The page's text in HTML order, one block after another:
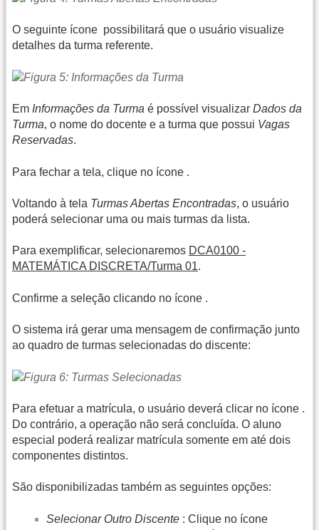
O seguinte ícone possibilitará que o usuário visualize
detalhes da turma referente.
Em Informações da Turma é possível visualizar Dados da
Turma, o nome do docente e a turma que possui Vagas
Reservadas.
Para fechar a tela, clique no ícone .
Voltando à tela Turmas Abertas Encontradas, o usuário
poderá selecionar uma ou mais turmas da lista.
Para exemplificar, selecionaremos DCA0100 -
MATEMÁTICA DISCRETA/Turma 01.
Confirme a seleção clicando no ícone .
O sistema irá gerar uma mensagem de confirmação junto
ao quadro de turmas selecionadas do discente:
Para efetuar a matrícula, o usuário deverá clicar no ícone .
Do contrário, a operação não será concluída. O aluno
especial poderá realizar matrícula somente em até dois
componentes distintos.
São disponibilizadas também as seguintes opções:
Selecionar Outro Discente : Clique no ícone